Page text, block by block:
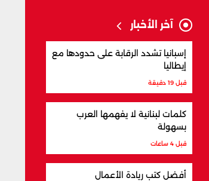
آخر الأخبار
إسبانيا تشدد الرقابة على حدودها مع
إيطاليا
قبل 19 دقيقة
كلمات لبنانية لا يفهمها العرب
بسهولة
قبل 4 ساعات
أفضل كتب ريادة الأعمال